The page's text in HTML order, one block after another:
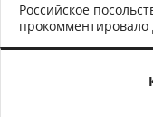
Российское
прокомментировало